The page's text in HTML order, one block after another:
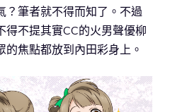
？筆者就不得而知了。不過
得不提其實CC的火男聲優柳
焦點都放到內田彩身上。